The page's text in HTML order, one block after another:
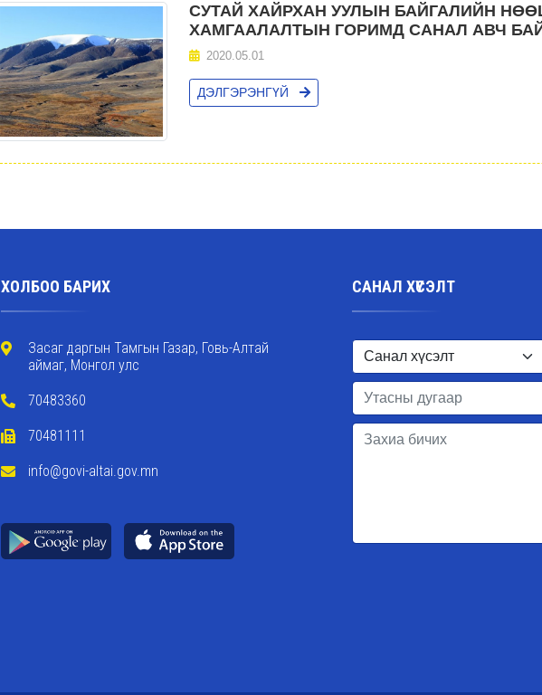
СУТАЙ ХАЙРХАН УУЛЫН БАЙГАЛИЙН
ХАМГААЛАЛТЫН ГОРИМД САНАЛ АВЧ
2020.05.01
ДЭЛГЭРЭНГҮЙ
ХОЛБОО БАРИХ
Засаг даргын Тамгын Газар, Говь-Алтай
аймаг, Монгол улс
70483360
70481111
info@govi-altai.gov.mn
САНАЛ ХҮСЭЛТ